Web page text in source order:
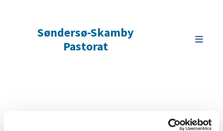
Søndersø-Skamby
Pastorat
Mødedatoer i Skamby